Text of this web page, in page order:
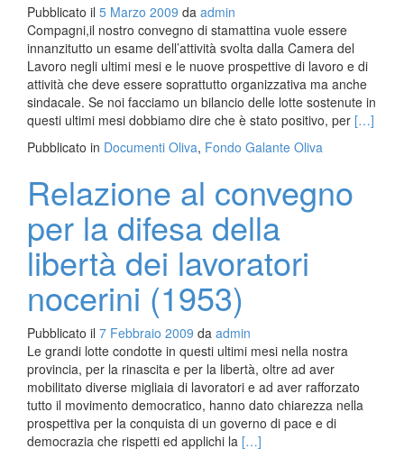
dignità
(1955)
Pubblicato il 5 Marzo 2009 da admin
Compagni,il nostro convegno di stamattina vuole essere
innanzitutto un esame dell’attività svolta dalla Camera del
Lavoro negli ultimi mesi e le nuove prospettive di lavoro e di
attività che deve essere soprattutto organizzativa ma anche
sindacale. Se noi facciamo un bilancio delle lotte sostenute in
questi ultimi mesi dobbiamo dire che è stato positivo, per Leggi
[…]
Pubblicato in Documenti Oliva, Fondo Galante Oliva
Relazione al convegno
per la difesa della
libertà dei lavoratori
nocerini (1953)
Pubblicato il 7 Febbraio 2009 da admin
Le grandi lotte condotte in questi ultimi mesi nella nostra
provincia, per la rinascita e per la libertà, oltre ad aver
mobilitato diverse migliaia di lavoratori e ad aver rafforzato
tutto il movimento democratico, hanno dato chiarezza nella
prospettiva per la conquista di un governo di pace e di
democrazia che rispetti ed applichi la Leggi
[…]